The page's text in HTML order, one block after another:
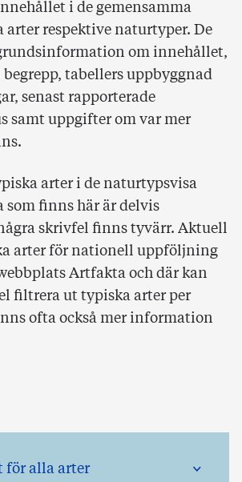
i de gemensamma
arter respektive naturtyper. De
om innehållet,
tabellers uppbyggnad
senast rapporterade
samt uppgifter om var mer
arter i de naturtypsvisa
som finns här är delvis
skrivfel finns tyvärr. Aktuell
arter för nationell uppföljning
Artfakta och där kan
filtrera ut typiska arter per
ofta också mer information
för alla arter